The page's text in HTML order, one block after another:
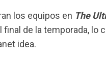
los equipos en The
final de la temporada,
idea.